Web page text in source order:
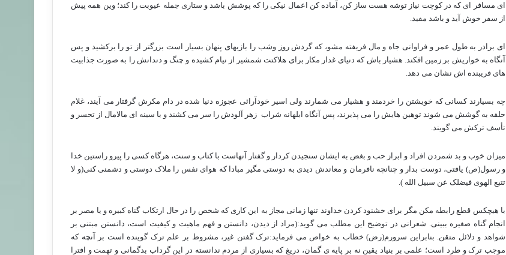
ای مسافر ای که در کوچت نیاز توشه هست ساز کن، آماده کن اعمال نیکی را که پوشش باشد و ستاری جمله عیوبت را کند؛ وین همه پیش
از سفر خوش آید و باشد مفید.
ای برادر به طول عمر و فراوانی جاه و مال فریفته مشو، که گردش روز وشب را بازیهای پنهان بسیار است بزرگتر از تو را برکشید و پس
آنگاه به خواریش بر زمین افکند. هشیار باش که دنیای غدار مکار برای هلاکتت شمشیر از نیام کشیده و چنگ و دندانش را به صورت جذابیت
های فریبنده اش نشان می دهد.
چه بسیارند کسانی که خویشتن را خردمند و هشیار می شمارند ولی اسیر خودآرائی عجوزه دنیا شده در دام مکرش گرفتار می آیند، غلام
حلقه به گوشش می شوند توهین هایش را می پذیرند، پس آنگاه ابلهانه شراب زهر آلودش را سر می کشند و با سینه ای مالامال از تحسر و
تأسف ترکش می گویند.
میزان خوب و بد شمردن افراد و ابراز حب و بغض به ایشان سنجیدن کردار و گفتار آنهاست با کتاب و سنت، هرگاه کسی را پیرو راستین خدا
و رسول(ص) یافتی، دوست بدار و چنانچه نافرمان و معاندش دیدی به دوستی مگیر مبادا که هوای نفس را ملاک دوستی و دشمنی کنی(و لا
تتبع الهوی فیضلک عن سبیل الله ).
با هیچکس قطع رابطه مکن مگر برای خشنود کردن خداوند تنها زمانی مجاز به این کاری که شخص را در حال ارتکاب گناه کبیره و یا مصر بر
انجام گناه صغیره ببینی. شعرانی در توضیح این مطلب می گوید:(مراد از دیدن، دانستن و فهم ماهیت و کیفیت است، دانستن مبتنی بر
شواهد و دلائل متقن. بنابراین سرورم(رض) خطاب به خواص می فرماید:ترک گفتن غیر، مشروط بر علم ترک گوینده است بر آنچه که
موجب ترک و طرد است؛ علمی بر بنیاد یقین نه بر پایه ی گمان، دریغ که بسیاری از مردم ندانسته در این گرداب بدگمانی و تهمت و افترا